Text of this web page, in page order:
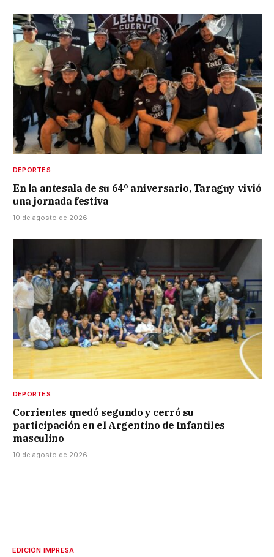
DEPORTES
En la antesala de su 64° aniversario, Taraguy vivió
una jornada festiva
10 de agosto de 2026
DEPORTES
Corrientes quedó segundo y cerró su
participación en el Argentino de Infantiles
masculino
10 de agosto de 2026
EDICIÓN IMPRESA